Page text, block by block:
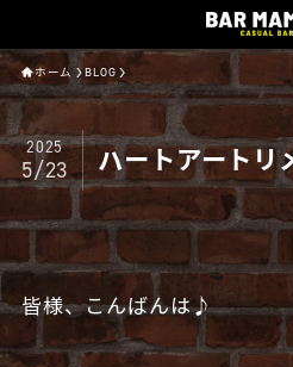
ホーム BLOG
ハートアート
2025
5/23
皆様、こんばんは♪